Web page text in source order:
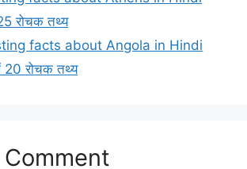
रोचक तथ्य
facts about Angola in Hindi
20 रोचक तथ्य
Comment